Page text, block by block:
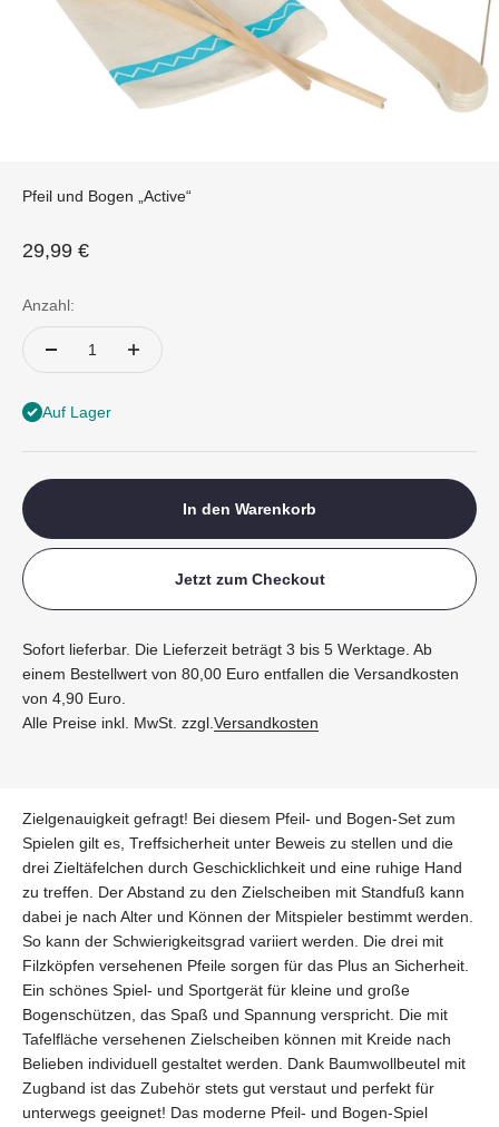
Pfeil und Bogen „Active“
Angebot
29,99 €
Anzahl:
Auf Lager
In den Warenkorb
Jetzt zum Checkout
Sofort lieferbar. Die Lieferzeit beträgt 3 bis 5 Werktage. Ab
einem Bestellwert von 80,00 Euro entfallen die Versandkosten
von 4,90 Euro.
Alle Preise inkl. MwSt. zzgl.Versandkosten
Zielgenauigkeit gefragt! Bei diesem Pfeil- und Bogen-Set zum
Spielen gilt es, Treffsicherheit unter Beweis zu stellen und die
drei Zieltäfelchen durch Geschicklichkeit und eine ruhige Hand
zu treffen. Der Abstand zu den Zielscheiben mit Standfuß kann
dabei je nach Alter und Können der Mitspieler bestimmt werden.
So kann der Schwierigkeitsgrad variiert werden. Die drei mit
Filzköpfen versehenen Pfeile sorgen für das Plus an Sicherheit.
Ein schönes Spiel- und Sportgerät für kleine und große
Bogenschützen, das Spaß und Spannung verspricht. Die mit
Tafelfläche versehenen Zielscheiben können mit Kreide nach
Belieben individuell gestaltet werden. Dank Baumwollbeutel mit
Zugband ist das Zubehör stets gut verstaut und perfekt für
unterwegs geeignet! Das moderne Pfeil- und Bogen-Spiel